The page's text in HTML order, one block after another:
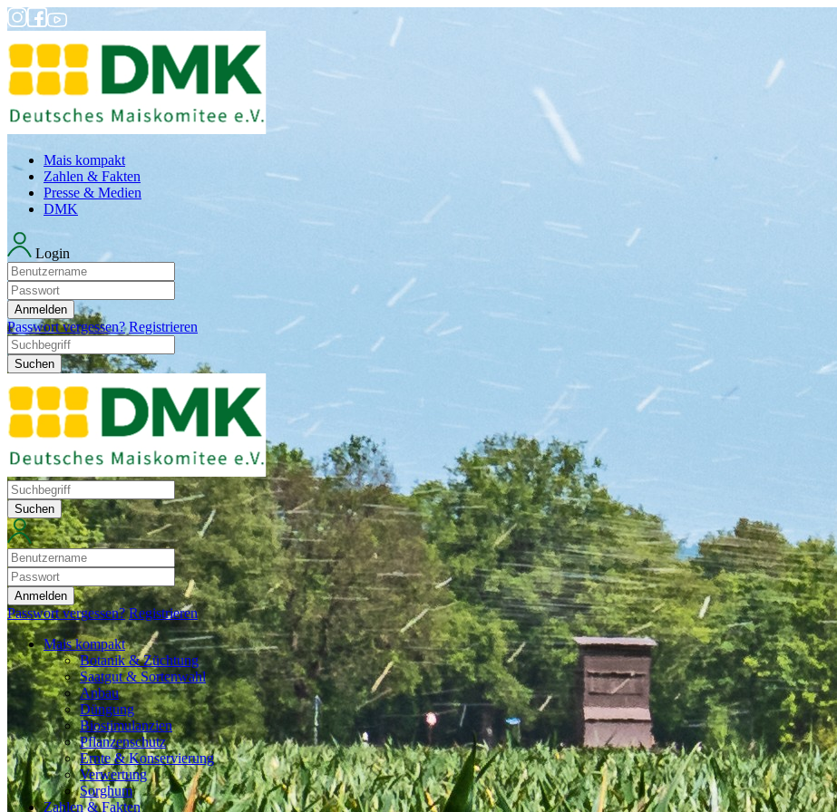
Mais kompakt
Zahlen & Fakten
Presse & Medien
DMK
Login
Anmelden
Passwort vergessen? Registrieren
Suchen
Suchen
Anmelden
Passwort vergessen? Registrieren
Mais kompakt
Botanik & Züchtung
Saatgut & Sortenwahl
Anbau
Düngung
Biostimulanzien
Pflanzenschutz
Ernte & Konservierung
Verwertung
Sorghum
Zahlen & Fakten